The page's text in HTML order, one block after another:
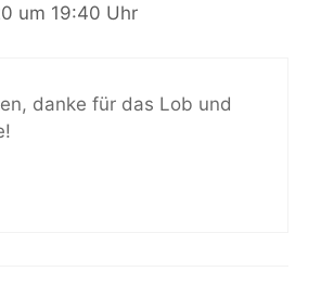
um 19:40 Uhr
danke für das Lob und